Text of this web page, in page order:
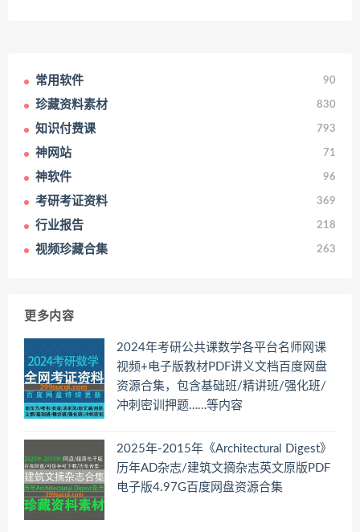
常用软件 90
珍藏资料素材 830
知识付费课 793
神网站 71
神软件 96
考研考证资料 369
行业报告 218
视频珍藏合集 263
更多内容
2024年考研公共课数学各平台名师网课
视频+电子版教材PDF讲义文档百度网盘
资源合集，包含基础班/精讲班/强化班/
冲刺密训押题……等内容
2025年-2015年《Architectural Digest》
历年AD杂志/建筑文摘杂志英文原版PDF
电子版4.97G百度网盘资源合集